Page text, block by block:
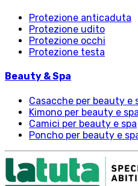
Protezione anticaduta
Protezione udito
Protezione occhi
Protezione testa
Beauty & Spa
Casacche per beauty e
Kimono per beauty e spa
Camici per beauty e spa
Poncho per beauty e